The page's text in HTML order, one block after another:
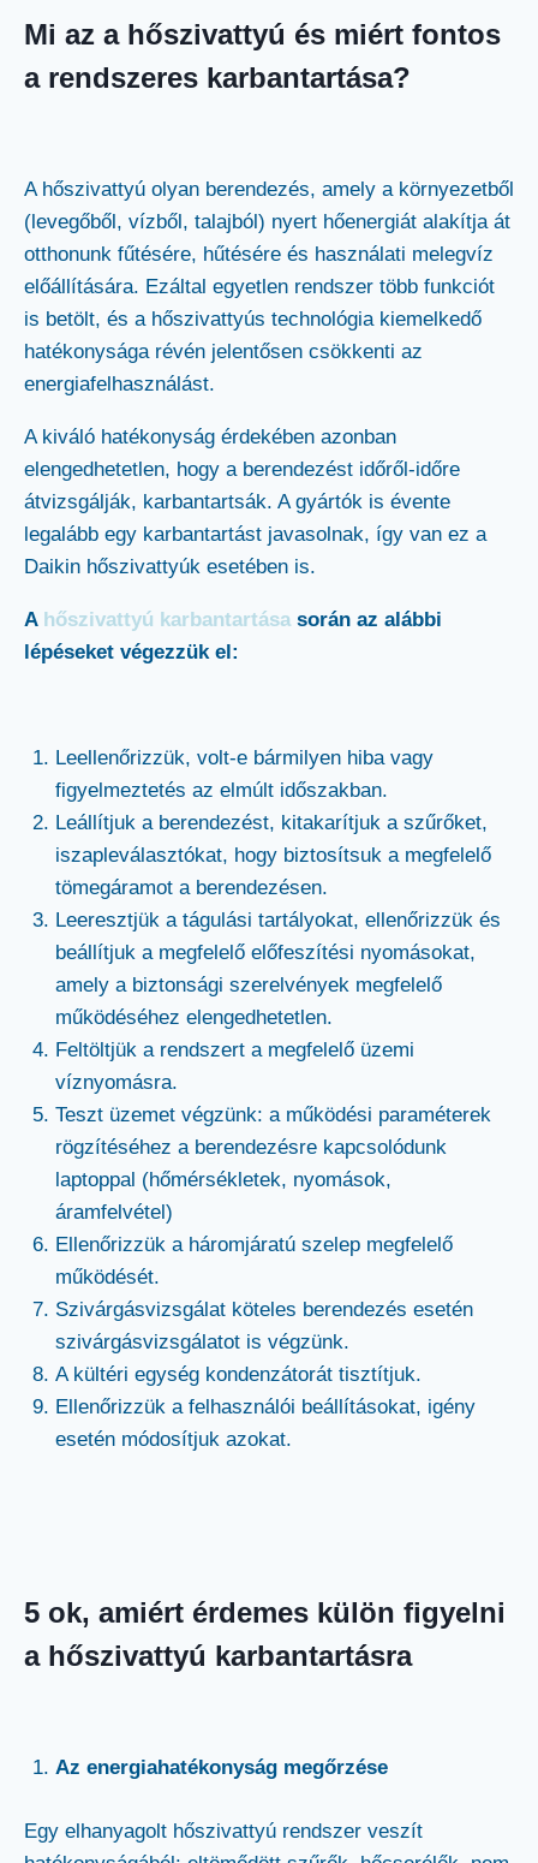
Mi az a hőszivattyú és miért fontos
a rendszeres karbantartása?
A hőszivattyú olyan berendezés, amely a környezetből
(levegőből, vízből, talajból) nyert hőenergiát alakítja át
otthonunk fűtésére, hűtésére és használati melegvíz
előállítására. Ezáltal egyetlen rendszer több funkciót
is betölt, és a hőszivattyús technológia kiemelkedő
hatékonysága révén jelentősen csökkenti az
energiafelhasználást.
A kiváló hatékonyság érdekében azonban
elengedhetetlen, hogy a berendezést időről-időre
átvizsgálják, karbantartsák. A gyártók is évente
legalább egy karbantartást javasolnak, így van ez a
Daikin hőszivattyúk esetében is.
A hőszivattyú karbantartásasorán az alábbi
lépéseket végezzük el:
Leellenőrizzük, volt-e bármilyen hiba vagy
figyelmeztetés az elmúlt időszakban.
Leállítjuk a berendezést, kitakarítjuk a szűrőket,
iszapleválasztókat, hogy biztosítsuk a megfelelő
tömegáramot a berendezésen.
Leeresztjük a tágulási tartályokat, ellenőrizzük és
beállítjuk a megfelelő előfeszítési nyomásokat,
amely a biztonsági szerelvények megfelelő
működéséhez elengedhetetlen.
Feltöltjük a rendszert a megfelelő üzemi
víznyomásra.
Teszt üzemet végzünk: a működési paraméterek
rögzítéséhez a berendezésre kapcsolódunk
laptoppal (hőmérsékletek, nyomások,
áramfelvétel)
Ellenőrizzük a háromjáratú szelep megfelelő
működését.
Szivárgásvizsgálat köteles berendezés esetén
szivárgásvizsgálatot is végzünk.
A kültéri egység kondenzátorát tisztítjuk.
Ellenőrizzük a felhasználói beállításokat, igény
esetén módosítjuk azokat.
5 ok, amiért érdemes külön figyelni
a hőszivattyú karbantartásra
Az energiahatékonyság megőrzése
Egy elhanyagolt hőszivattyú rendszer veszít